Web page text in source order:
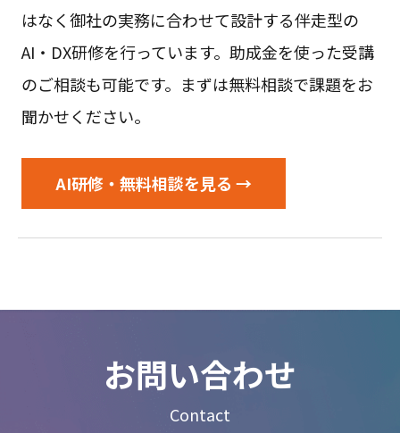
はなく御社の実務に合わせて設計する伴走型の
AI・DX研修を行っています。助成金を使った受講
のご相談も可能です。まずは無料相談で課題をお
聞かせください。
AI研修・無料相談を見る →
お問い合わせ
Contact